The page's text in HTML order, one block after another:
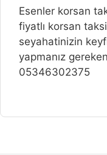
Esenler korsan
fiyatlı korsan
seyahatinizin
yapmanız
05346302375